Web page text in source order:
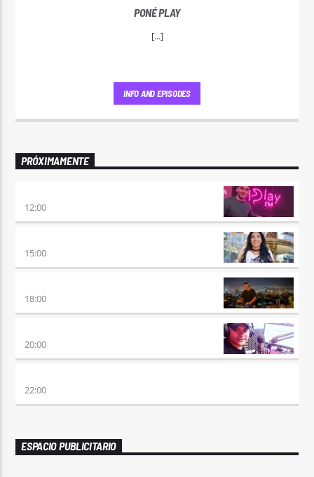
PONÉ PLAY
[...]
INFO AND EPISODES
PRÓXIMAMENTE
12:00
15:00
18:00
20:00
22:00
ESPACIO PUBLICITARIO